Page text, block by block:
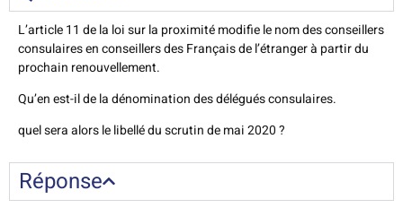
L’article 11 de la loi sur la proximité modifie le nom des conseillers
consulaires en conseillers des Français de l’étranger à partir du
prochain renouvellement.
Qu’en est-il de la dénomination des délégués consulaires.
quel sera alors le libellé du scrutin de mai 2020 ?
Réponse